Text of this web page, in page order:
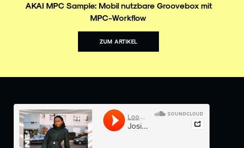
AKAI MPC Sample: Mobil nutzbare Groovebox mit
MPC-Workflow
ZUM ARTIKEL